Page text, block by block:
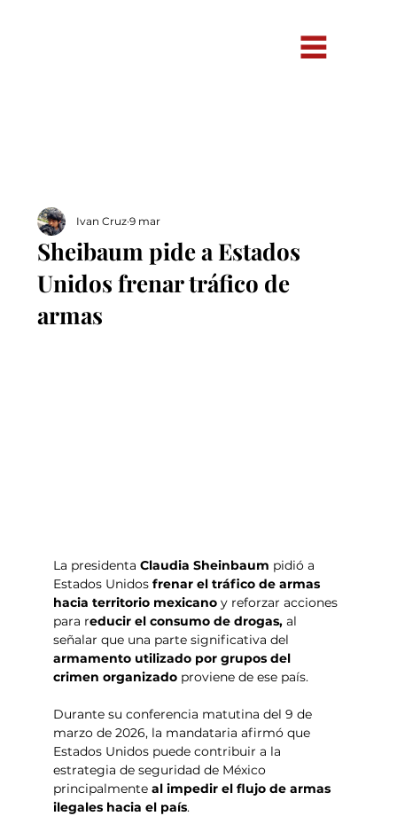
Sheibaum pide a Estados
Unidos frenar tráfico de
armas
Ivan Cruz 9 mar
La presidenta Claudia Sheinbaum pidió a
Estados Unidos frenar el tráfico de armas
hacia territorio mexicano y reforzar acciones
para reducir el consumo de drogas, al
señalar que una parte significativa del
armamento utilizado por grupos del
crimen organizado proviene de ese país.
Durante su conferencia matutina del 9 de
marzo de 2026, la mandataria afirmó que
Estados Unidos puede contribuir a la
estrategia de seguridad de México
principalmente al impedir el flujo de armas
ilegales hacia el país.